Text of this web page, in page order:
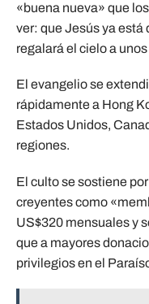
«buena nueva» que
ver: que Jesús ya está
regalará el cielo a
El evangelio se
rápidamente a Hong
Estados Unidos,
regiones.
El culto se sostiene
creyentes como
US$320 mensuales y
que a mayores
privilegios en el